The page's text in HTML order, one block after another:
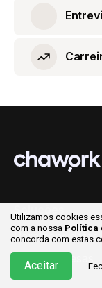
Soluções
Para candidatos
Para empresas
Utilizamos cookies
com a nossa Política
concorda com estas
Aceitar